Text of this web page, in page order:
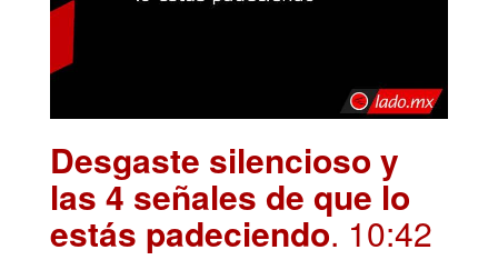
Desgaste silencioso y
las 4 señales de que lo
estás padeciendo. 10:42